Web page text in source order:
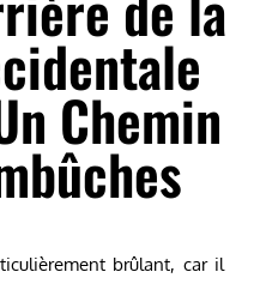
Chemin
brûlant, car il